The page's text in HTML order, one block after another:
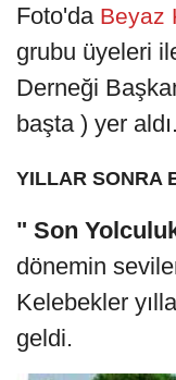
Foto'da Beyaz
grubu üyeleri
Derneği
başta ) yer aldı.
YILLAR SONRA
" Son
dönemin
Kelebekler
geldi.